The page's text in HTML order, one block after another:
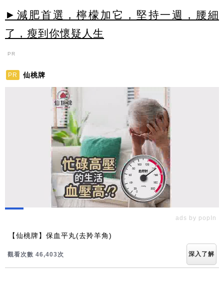
►減肥首選，檸檬加它，堅持一週，腰細
了，瘦到你懷疑人生
PR
PR 仙桃牌
ads by popIn
【仙桃牌】保血平丸(去羚羊角)
觀看次數 46,403次 深入了解